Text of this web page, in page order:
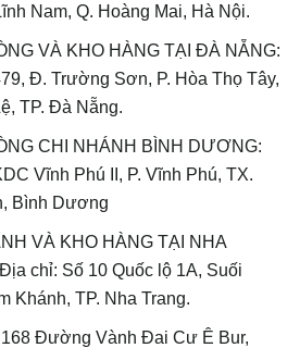
Nam, Q. Hoàng Mai, Hà Nội.
VÀ KHO HÀNG TẠI ĐÀ NẴNG:
Đ. Trường Sơn, P. Hòa Thọ Tây,
TP. Đà Nẵng.
CHI NHÁNH BÌNH DƯƠNG:
Vĩnh Phú II, P. Vĩnh Phú, TX.
Bình Dương
VÀ KHO HÀNG TẠI NHA
chỉ: Số 10 Quốc lộ 1A, Suối
Khánh, TP. Nha Trang.
Đường Vành Đai Cư Ê Bur,